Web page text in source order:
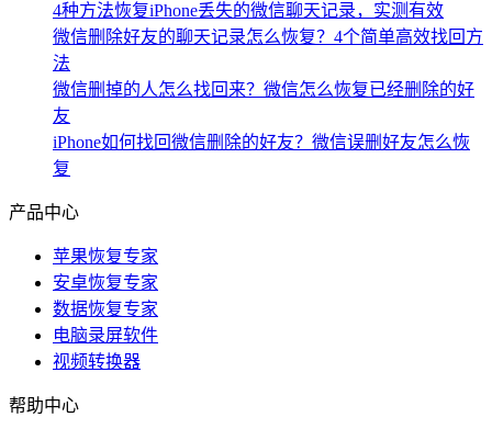
4种方法恢复iPhone丢失的微信聊天记录，实测有效
微信删除好友的聊天记录怎么恢复？4个简单高效找回方
法
微信删掉的人怎么找回来？微信怎么恢复已经删除的好
友
iPhone如何找回微信删除的好友？微信误删好友怎么恢
复
产品中心
苹果恢复专家
安卓恢复专家
数据恢复专家
电脑录屏软件
视频转换器
帮助中心